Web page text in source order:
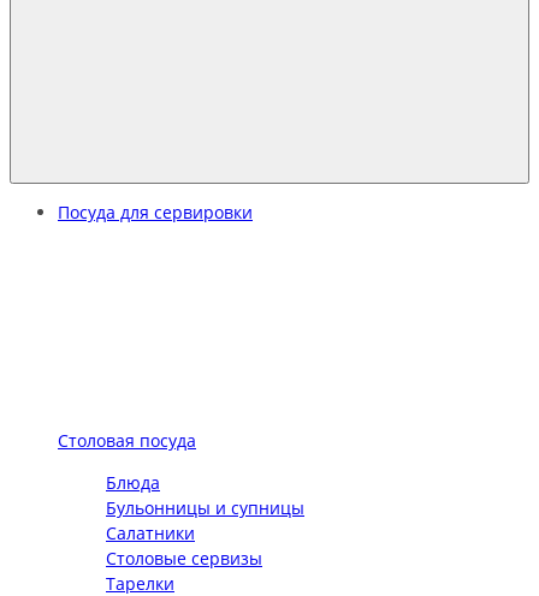
Посуда для сервировки
Столовая посуда
Блюда
Бульонницы и супницы
Салатники
Столовые сервизы
Тарелки